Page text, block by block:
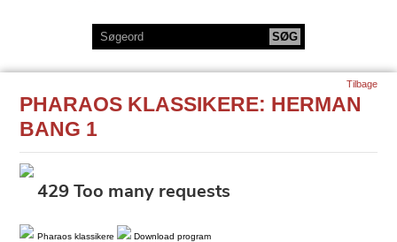
PHARAOS KLASSIKERE: HERMAN
BANG 1
Pharaos klassikere Download program
Tilbage